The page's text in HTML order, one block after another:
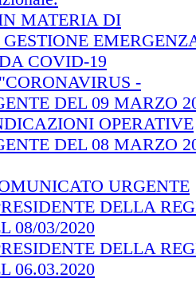
MATERIA DI
COVID-19
-
DEL 09 MARZO
OPERATIVE
DEL 08 MARZO
URGENTE
DELLA
08/03/2020
DELLA
06.03.2020